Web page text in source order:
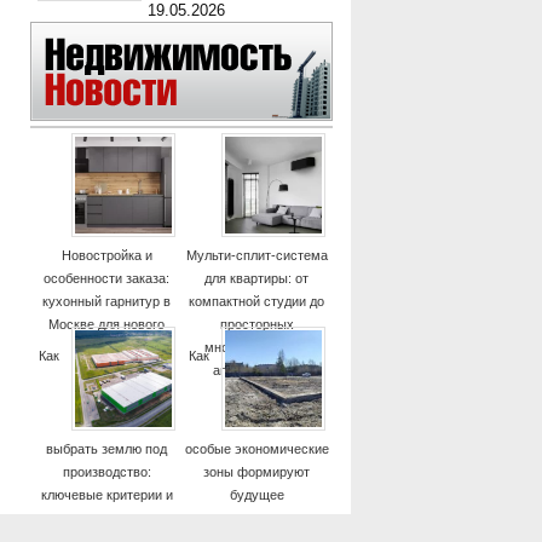
19.05.2026
Новостройка и
особенности заказа:
кухонный гарнитур в
Москве для нового
дома
Мульти-сплит-система
для квартиры: от
компактной студии до
просторных
многокомнатных
апартаментов
Как
выбрать землю под
производство:
ключевые критерии и
Как
особые экономические
зоны формируют
будущее